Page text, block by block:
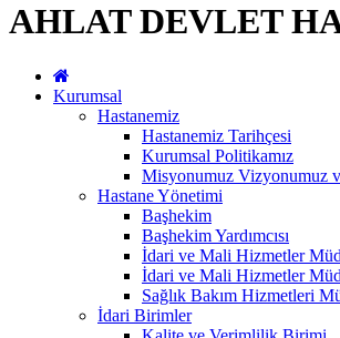
AHLAT DEVLET
Kurumsal
Hastanemiz
Hastanemiz Tarihçesi
Kurumsal Politikamız
Misyonumuz Vizyonumuz
Hastane Yönetimi
Başhekim
Başhekim Yardımcısı
İdari ve Mali Hizmetler
İdari ve Mali Hizmetler
Sağlık Bakım Hizmetleri
İdari Birimler